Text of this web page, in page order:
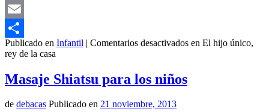
Mastodon
Email
Compartir
Publicado en Infantil | Comentarios desactivados en El hijo único,
rey de la casa
Masaje Shiatsu para los niños
de debacas Publicado en 21 noviembre, 2013